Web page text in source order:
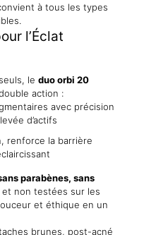
à tous les types
l’Éclat
le duo orbi 20
action :
avec précision
d’actifs
renforce la barrière
parabènes, sans
non testées sur les
et éthique en un
brunes, post-acné